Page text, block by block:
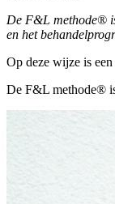
De F&L methode®
en het
Op deze wijze is
De F&L methode®